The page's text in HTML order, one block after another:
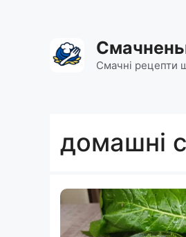
Смачні рецепти
домашні